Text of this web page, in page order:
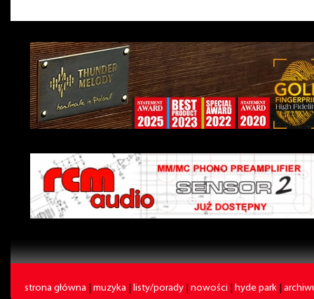
strona główna muzyka listy/porady nowości hyde park